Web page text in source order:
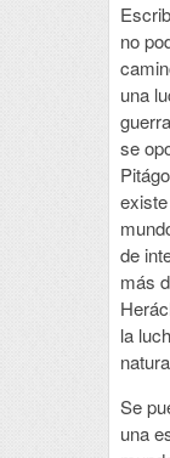
no
una
se
de
más
la
Se
una